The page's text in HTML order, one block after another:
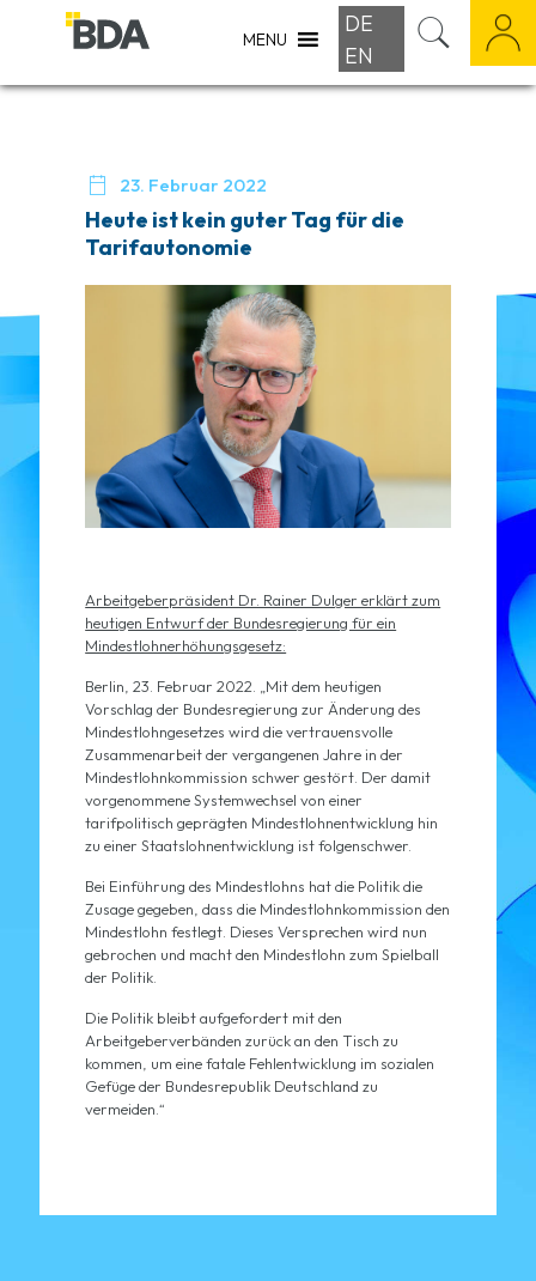
MENU
DE
EN
 23. Februar 2022
Heute ist kein guter Tag für die
Tarifautonomie
Arbeitgeberpräsident Dr. Rainer Dulger erklärt zum
heutigen Entwurf der Bundesregierung für ein
Mindestlohnerhöhungsgesetz:
Berlin, 23. Februar 2022. „Mit dem heutigen
Vorschlag der Bundesregierung zur Änderung des
Mindestlohngesetzes wird die vertrauensvolle
Zusammenarbeit der vergangenen Jahre in der
Mindestlohnkommission schwer gestört. Der damit
vorgenommene Systemwechsel von einer
tarifpolitisch geprägten Mindestlohnentwicklung hin
zu einer Staatslohnentwicklung ist folgenschwer.
Bei Einführung des Mindestlohns hat die Politik die
Zusage gegeben, dass die Mindestlohnkommission den
Mindestlohn festlegt. Dieses Versprechen wird nun
gebrochen und macht den Mindestlohn zum Spielball
der Politik.
Die Politik bleibt aufgefordert mit den
Arbeitgeberverbänden zurück an den Tisch zu
kommen, um eine fatale Fehlentwicklung im sozialen
Gefüge der Bundesrepublik Deutschland zu
vermeiden.“